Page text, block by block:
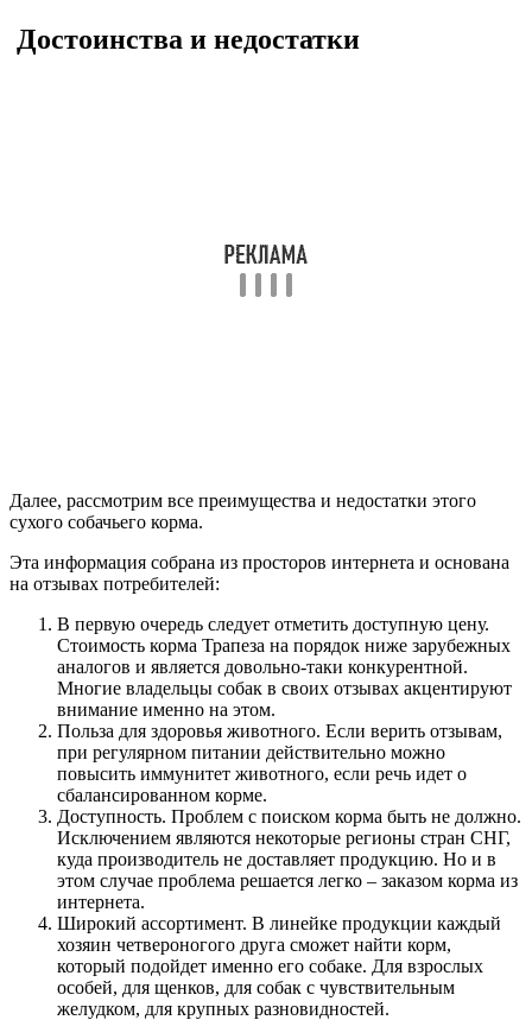
Достоинства и недостатки
Далее, рассмотрим все преимущества и недостатки этого
сухого собачьего корма.
Эта информация собрана из просторов интернета и основана
на отзывах потребителей:
В первую очередь следует отметить доступную цену.
Стоимость корма Трапеза на порядок ниже зарубежных
аналогов и является довольно-таки конкурентной.
Многие владельцы собак в своих отзывах акцентируют
внимание именно на этом.
Польза для здоровья животного. Если верить отзывам,
при регулярном питании действительно можно
повысить иммунитет животного, если речь идет о
сбалансированном корме.
Доступность. Проблем с поиском корма быть не должно.
Исключением являются некоторые регионы стран СНГ,
куда производитель не доставляет продукцию. Но и в
этом случае проблема решается легко – заказом корма из
интернета.
Широкий ассортимент. В линейке продукции каждый
хозяин четвероногого друга сможет найти корм,
который подойдет именно его собаке. Для взрослых
особей, для щенков, для собак с чувствительным
желудком, для крупных разновидностей.